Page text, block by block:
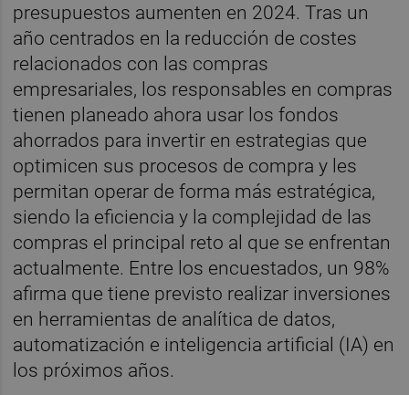
presupuestos aumenten en 2024. Tras un
año centrados en la reducción de costes
relacionados con las compras
empresariales, los responsables en compras
tienen planeado ahora usar los fondos
ahorrados para invertir en estrategias que
optimicen sus procesos de compra y les
permitan operar de forma más estratégica,
siendo la eficiencia y la complejidad de las
compras el principal reto al que se enfrentan
actualmente. Entre los encuestados, un 98%
afirma que tiene previsto realizar inversiones
en herramientas de analítica de datos,
automatización e inteligencia artificial (IA) en
los próximos años.